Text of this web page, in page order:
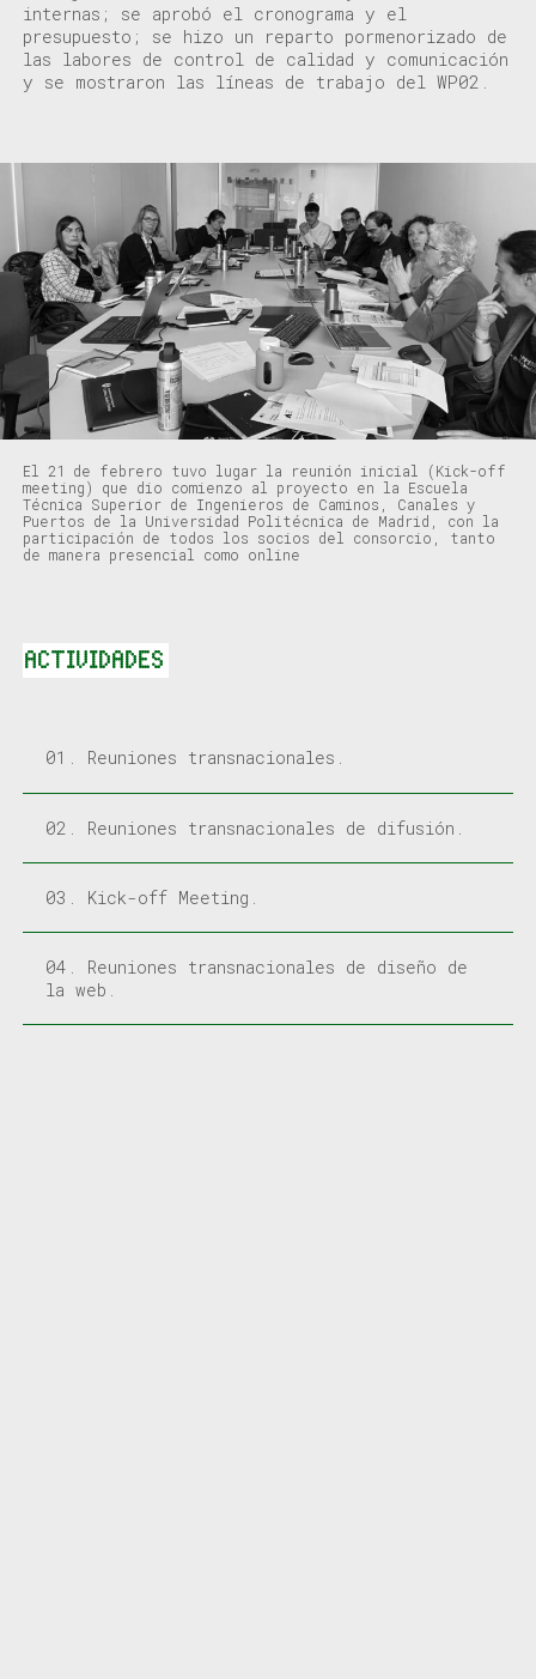
internas; se aprobó el cronograma y el
presupuesto; se hizo un reparto pormenorizado de
las labores de control de calidad y comunicación
y se mostraron las líneas de trabajo del WP02.
El 21 de febrero tuvo lugar la reunión inicial (Kick-off
meeting) que dio comienzo al proyecto en la Escuela
Técnica Superior de Ingenieros de Caminos, Canales y
Puertos de la Universidad Politécnica de Madrid, con la
participación de todos los socios del consorcio, tanto
de manera presencial como online
ACTIVIDADES
01. Reuniones transnacionales.
02. Reuniones transnacionales de difusión.
03. Kick-off Meeting.
04. Reuniones transnacionales de diseño de
la web.